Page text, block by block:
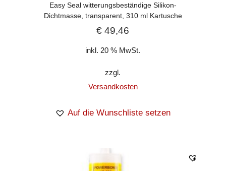
Easy Seal witterungsbeständige Silikon-
Dichtmasse, transparent, 310 ml Kartusche
€ 49,46
inkl. 20 % MwSt.
zzgl.
Versandkosten
Auf die Wunschliste setzen